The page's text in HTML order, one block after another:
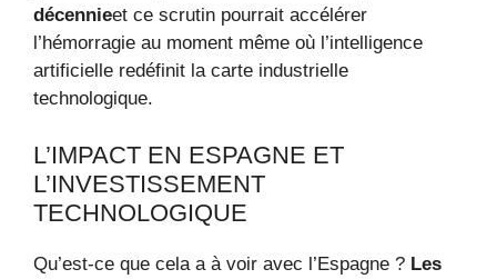
décennieet ce scrutin pourrait accélérer
l’hémorragie au moment même où l’intelligence
artificielle redéfinit la carte industrielle
technologique.
L’IMPACT EN ESPAGNE ET
L’INVESTISSEMENT
TECHNOLOGIQUE
Qu’est-ce que cela a à voir avec l’Espagne ? Les